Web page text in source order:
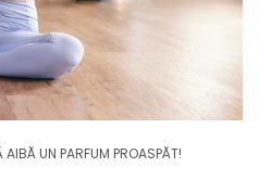
UN PARFUM PROASPĂT!